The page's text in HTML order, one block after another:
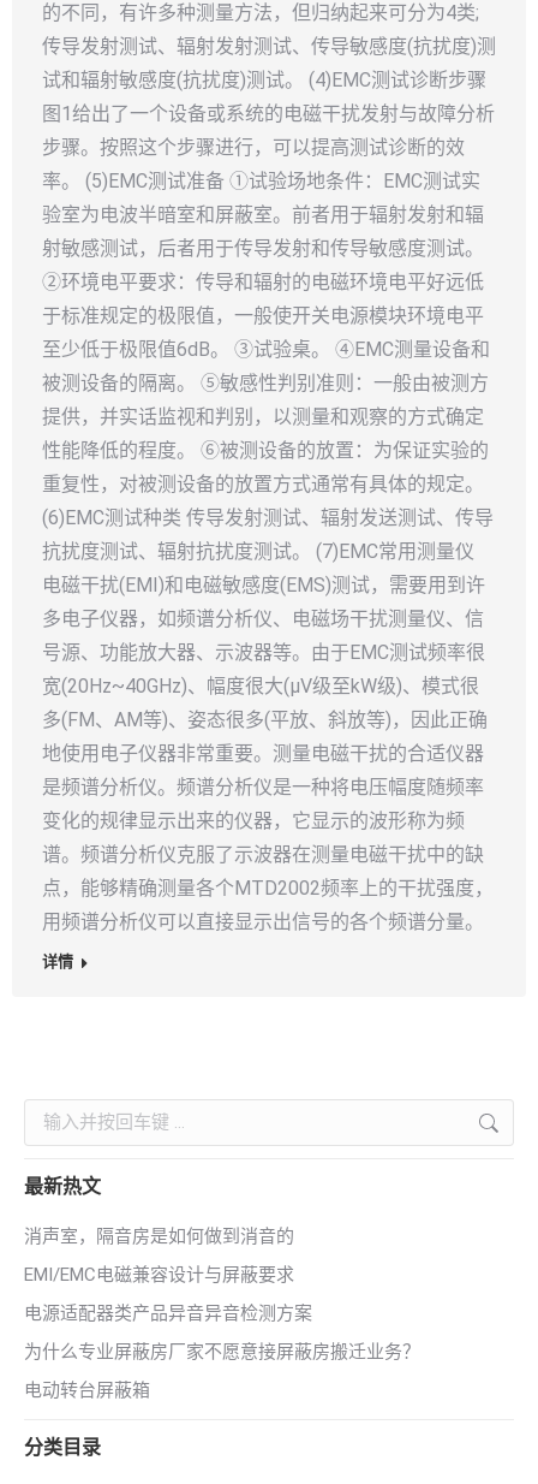
的不同，有许多种测量方法，但归纳起来可分为4类;
传导发射测试、辐射发射测试、传导敏感度(抗扰度)测
试和辐射敏感度(抗扰度)测试。 (4)EMC测试诊断步骤
图1给出了一个设备或系统的电磁干扰发射与故障分析
步骤。按照这个步骤进行，可以提高测试诊断的效
率。 (5)EMC测试准备 ①试验场地条件：EMC测试实
验室为电波半暗室和屏蔽室。前者用于辐射发射和辐
射敏感测试，后者用于传导发射和传导敏感度测试。
②环境电平要求：传导和辐射的电磁环境电平好远低
于标准规定的极限值，一般使开关电源模块环境电平
至少低于极限值6dB。 ③试验桌。 ④EMC测量设备和
被测设备的隔离。 ⑤敏感性判别准则：一般由被测方
提供，并实话监视和判别，以测量和观察的方式确定
性能降低的程度。 ⑥被测设备的放置：为保证实验的
重复性，对被测设备的放置方式通常有具体的规定。
(6)EMC测试种类 传导发射测试、辐射发送测试、传导
抗扰度测试、辐射抗扰度测试。 (7)EMC常用测量仪
电磁干扰(EMI)和电磁敏感度(EMS)测试，需要用到许
多电子仪器，如频谱分析仪、电磁场干扰测量仪、信
号源、功能放大器、示波器等。由于EMC测试频率很
宽(20Hz~40GHz)、幅度很大(μV级至kW级)、模式很
多(FM、AM等)、姿态很多(平放、斜放等)，因此正确
地使用电子仪器非常重要。测量电磁干扰的合适仪器
是频谱分析仪。频谱分析仪是一种将电压幅度随频率
变化的规律显示出来的仪器，它显示的波形称为频
谱。频谱分析仪克服了示波器在测量电磁干扰中的缺
点，能够精确测量各个MTD2002频率上的干扰强度，
用频谱分析仪可以直接显示出信号的各个频谱分量。
详情
Search:
最新热文
消声室，隔音房是如何做到消音的
EMI/EMC电磁兼容设计与屏蔽要求
电源适配器类产品异音异音检测方案
为什么专业屏蔽房厂家不愿意接屏蔽房搬迁业务？
电动转台屏蔽箱
分类目录